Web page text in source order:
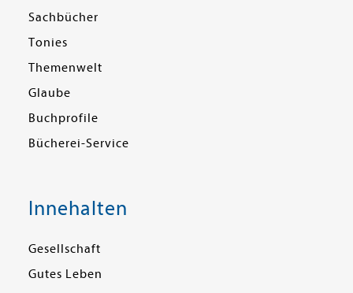
Sachbücher
Tonies
Themenwelt
Glaube
Buchprofile
Bücherei-Service
Innehalten
Gesellschaft
Gutes Leben